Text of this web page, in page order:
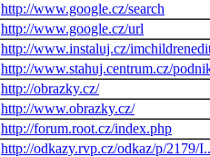
http://www.google.cz/search
http://www.google.cz/url
http://www.instaluj.cz/
http://www.stahuj.centrum.cz/
http://obrazky.cz/
http://www.obrazky.cz/
http://forum.root.cz/index.php
http://odkazy.rvp.cz/odkaz/p/